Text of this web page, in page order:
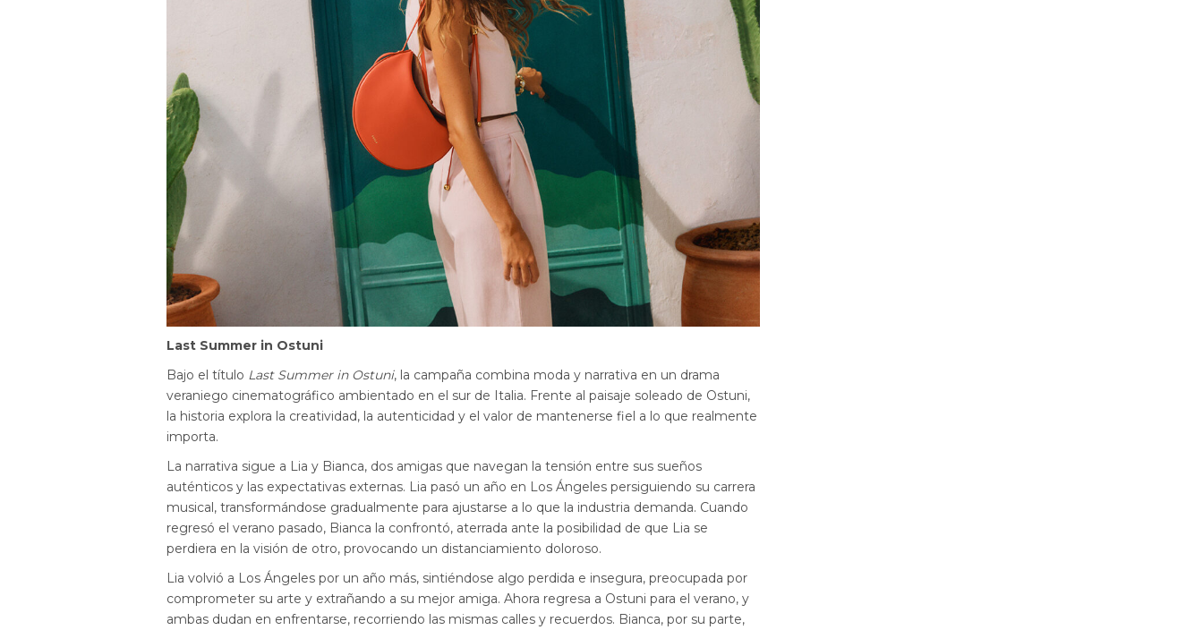
Last Summer in Ostuni
Bajo el título Last Summer in Ostuni, la campaña combina moda y narrativa en un drama
veraniego cinematográfico ambientado en el sur de Italia. Frente al paisaje soleado de Ostuni,
la historia explora la creatividad, la autenticidad y el valor de mantenerse fiel a lo que realmente
importa.
La narrativa sigue a Lia y Bianca, dos amigas que navegan la tensión entre sus sueños
auténticos y las expectativas externas. Lia pasó un año en Los Ángeles persiguiendo su carrera
musical, transformándose gradualmente para ajustarse a lo que la industria demanda. Cuando
regresó el verano pasado, Bianca la confrontó, aterrada ante la posibilidad de que Lia se
perdiera en la visión de otro, provocando un distanciamiento doloroso.
Lia volvió a Los Ángeles por un año más, sintiéndose algo perdida e insegura, preocupada por
comprometer su arte y extrañando a su mejor amiga. Ahora regresa a Ostuni para el verano, y
ambas dudan en enfrentarse, recorriendo las mismas calles y recuerdos. Bianca, por su parte,